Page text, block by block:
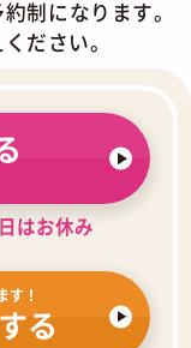
制になります。
ださい。
はお休み
す！
る